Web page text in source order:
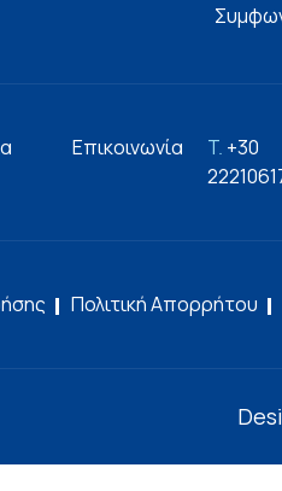
Επικοινωνία T. +30
Πολιτική Απορρήτου